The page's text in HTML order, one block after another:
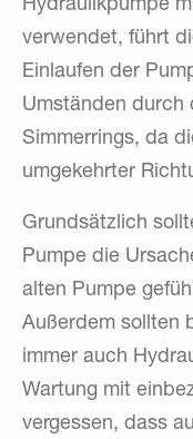
Hydraulikpumpe
verwendet, führt
Einlaufen der
Umständen durch
Simmerrings, da
umgekehrter
Grundsätzlich
Pumpe die
alten Pumpe
Außerdem sollten
immer auch
Wartung mit
vergessen, dass